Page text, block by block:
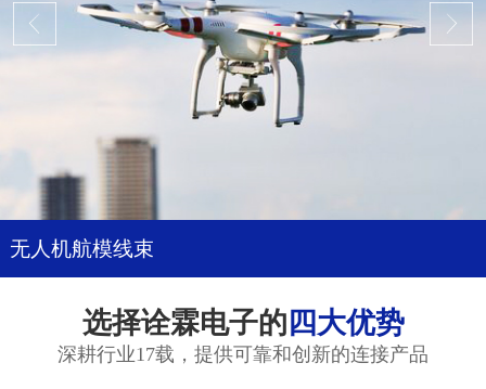
无人机航模线束
选择诠霖电子的 四大优势
深耕行业17载，提供可靠和创新的连接产品